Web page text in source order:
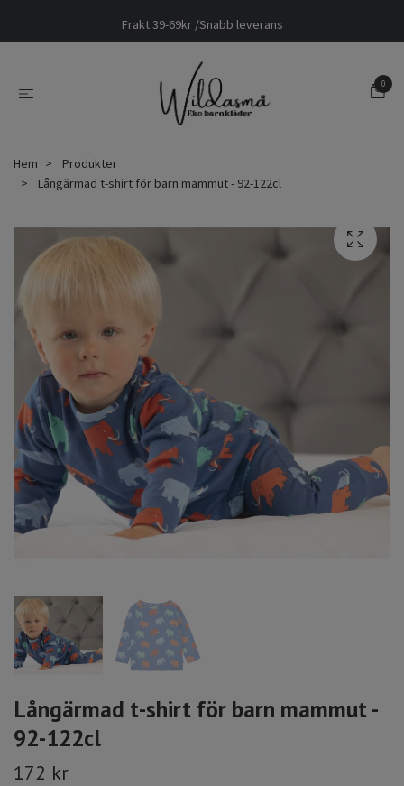
Frakt 39-69kr /Snabb leverans
0
Hem
Produkter
Långärmad t-shirt för barn mammut - 92-122cl
Långärmad t-shirt för barn mammut -
92-122cl
172 kr